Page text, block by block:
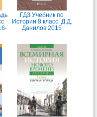
ГДЗ Учебник по
Истории 8 класс Д.Д.
Данилов 2015